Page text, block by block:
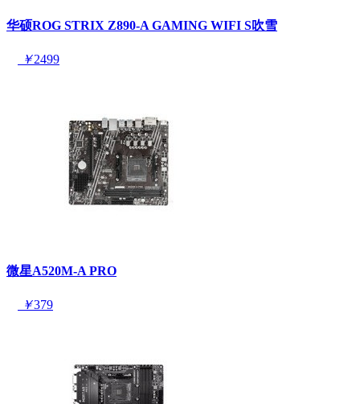
华硕ROG STRIX Z890-A GAMING WIFI S吹雪
￥2499
微星A520M-A PRO
￥379